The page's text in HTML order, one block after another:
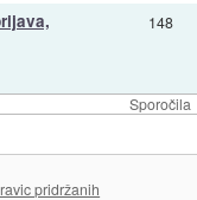
Sporočila
148
pridržanih